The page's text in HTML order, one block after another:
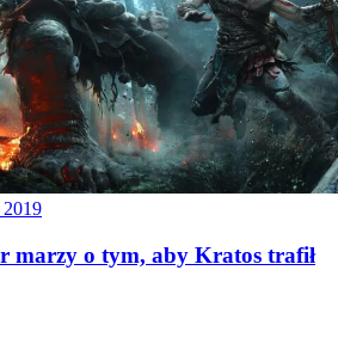
2019
marzy o tym, aby Kratos trafił